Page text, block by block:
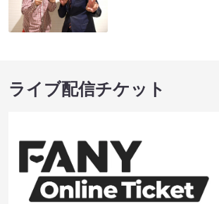
ライブ配信チケット